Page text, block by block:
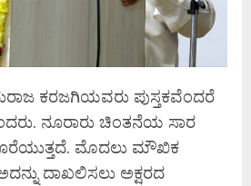
ಕರಜಗಿಯವರು ಪುಸ್ತಕವೆಂದರೆ
ನೂರಾರು ಚಿಂತನೆಯ ಸಾರ
ಮೊದಲು ಮೌಖಿಕ
ದಾಖಲಿಸಲು ಅಕ್ಷರದ